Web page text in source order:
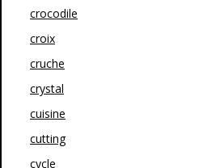
crocodile
croix
cruche
crystal
cuisine
cutting
cycle